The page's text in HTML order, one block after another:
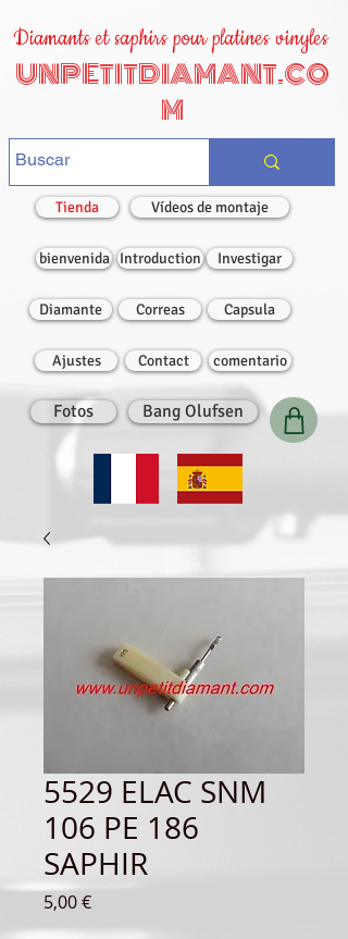
Diamants et saphirs pour platines vinyles
UNPETITDIAMANT.CO
M
Tienda Vídeos de montaje
bienvenida Introduction Investigar
Diamante Correas Capsula
Ajustes Contact comentario
Fotos Bang Olufsen
5529 ELAC SNM
106 PE 186
SAPHIR
5,00 €Precio